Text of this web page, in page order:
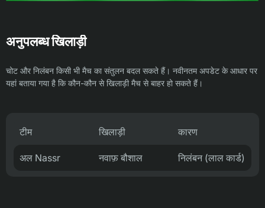
अनुपलब्ध खिलाड़ी
चोट और निलंबन किसी भी मैच का संतुलन बदल सकते हैं। नवीनतम अपडेट के आधार पर
यहां बताया गया है कि कौन-कौन से खिलाड़ी मैच से बाहर हो सकते हैं।
टीम खिलाड़ी कारण
अल Nassr नवाफ़ बौशाल निलंबन (लाल कार्ड)